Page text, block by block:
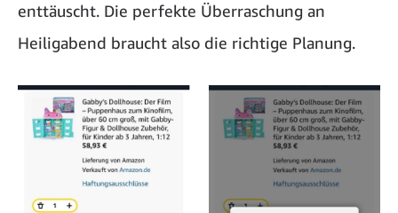
enttäuscht. Die perfekte Überraschung an
Heiligabend braucht also die richtige Planung.